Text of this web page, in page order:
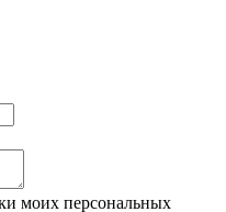
моих персональных